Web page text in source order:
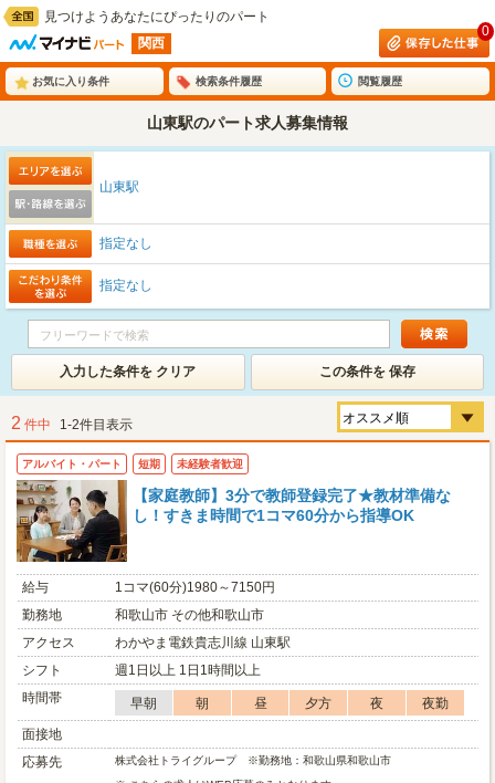
見つけようあなたにぴったりのパート
関西
0
お気に入り条件 検索条件履歴 閲覧履歴
山東駅のパート求人募集情報
山東駅
指定なし
指定なし
入力した条件を クリア この条件を 保存
2 件中 1-2件目表示
アルバイト・パート 短期 未経験者歓迎
【家庭教師】3分で教師登録完了★教材準備な
し！すきま時間で1コマ60分から指導OK
給与
1コマ(60分)1980～7150円
勤務地
和歌山市 その他和歌山市
アクセス
わかやま電鉄貴志川線 山東駅
シフト
週1日以上 1日1時間以上
時間帯
早朝 朝 昼 夕方 夜
夜勤
面接地
応募先
株式会社トライグループ ※勤務地：和歌山県和歌山市